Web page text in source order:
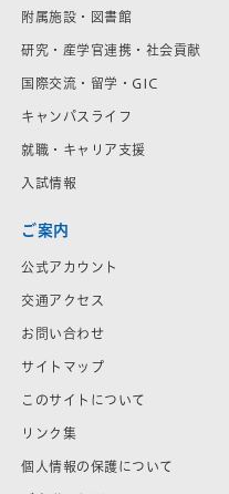
附属施設・図書館
研究・産学官連携・社会貢献
国際交流・留学・GIC
キャンパスライフ
就職・キャリア支援
入試情報
ご案内
公式アカウント
交通アクセス
お問い合わせ
サイトマップ
このサイトについて
リンク集
個人情報の保護について